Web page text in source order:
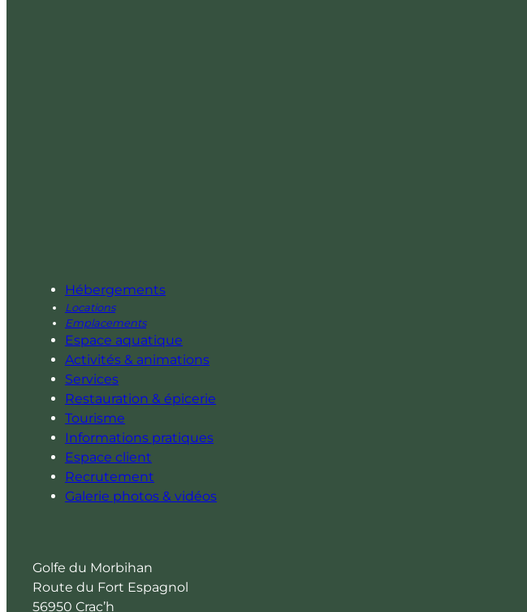
Hébergements
Locations
Emplacements
Espace aquatique
Activités & animations
Services
Restauration & épicerie
Tourisme
Informations pratiques
Espace client
Recrutement
Galerie photos & vidéos
Golfe du Morbihan
Route du Fort Espagnol
56950 Crac’h